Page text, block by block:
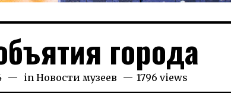
города
24.10.2024
in Новости музеев 1796 views